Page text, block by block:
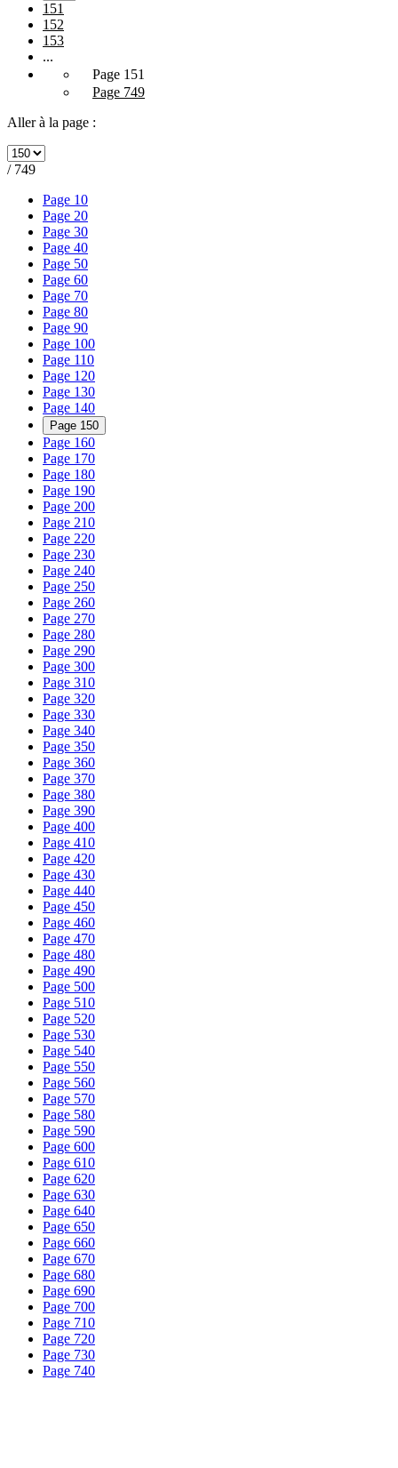
151
152
153
...
Page 151
Page 749
Aller à la page :
/ 749
Page 10
Page 20
Page 30
Page 40
Page 50
Page 60
Page 70
Page 80
Page 90
Page 100
Page 110
Page 120
Page 130
Page 140
Page 150
Page 160
Page 170
Page 180
Page 190
Page 200
Page 210
Page 220
Page 230
Page 240
Page 250
Page 260
Page 270
Page 280
Page 290
Page 300
Page 310
Page 320
Page 330
Page 340
Page 350
Page 360
Page 370
Page 380
Page 390
Page 400
Page 410
Page 420
Page 430
Page 440
Page 450
Page 460
Page 470
Page 480
Page 490
Page 500
Page 510
Page 520
Page 530
Page 540
Page 550
Page 560
Page 570
Page 580
Page 590
Page 600
Page 610
Page 620
Page 630
Page 640
Page 650
Page 660
Page 670
Page 680
Page 690
Page 700
Page 710
Page 720
Page 730
Page 740